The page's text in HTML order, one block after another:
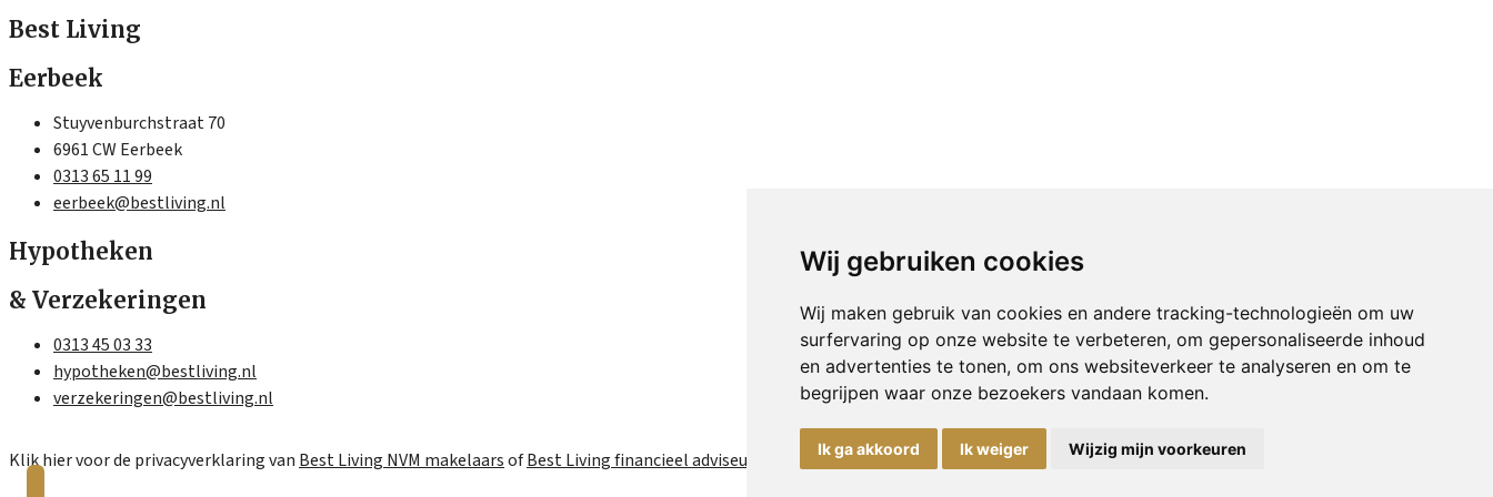
Wij gebruiken cookies
Wij maken gebruik van cookies en andere tracking-technologieën om uw
surfervaring op onze website te verbeteren, om gepersonaliseerde inhoud
en advertenties te tonen, om ons websiteverkeer te analyseren en om te
begrijpen waar onze bezoekers vandaan komen.
Ik ga akkoord Ik weiger Wijzig mijn voorkeuren
Best Living
Eerbeek
Stuyvenburchstraat 70
6961 CW Eerbeek
0313 65 11 99
eerbeek@bestliving.nl
Hypotheken
& Verzekeringen
0313 45 03 33
hypotheken@bestliving.nl
verzekeringen@bestliving.nl
Klik hier voor de privacyverklaring van Best Living NVM makelaarsofBest Living financieel adviseurs BTW nr NL8091.45.996.B.01 | KVK nrs: 09113281 / 09113277